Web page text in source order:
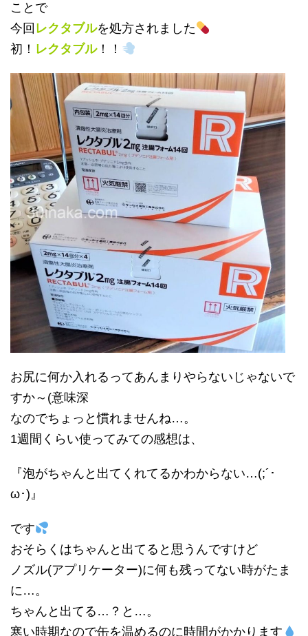
ことで
今回 レクタブルを処方されました
初！ レクタブル！！
お尻に何か入れるってあんまりやらないじゃないで
すか～(意味深
なのでちょっと慣れませんね…。
1週間くらい使ってみての感想は、
『泡がちゃんと出てくれてるかわからない…(;´･
ω･)』
です
おそらくはちゃんと出てると思うんですけど
ノズル(アプリケーター)に何も残ってない時がたま
に…。
ちゃんと出てる…？と…。
寒い時期なので缶を温めるのに時間がかかります